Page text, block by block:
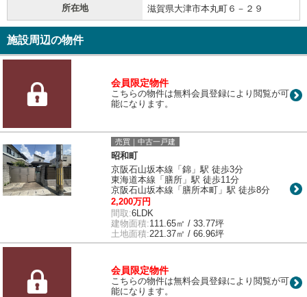
所在地 滋賀県大津市本丸町６－２９
施設周辺の物件
会員限定物件
こちらの物件は無料会員登録により閲覧が可
能になります。
売買｜中古一戸建
昭和町
京阪石山坂本線「錦」駅 徒歩3分
東海道本線「膳所」駅 徒歩11分
京阪石山坂本線「膳所本町」駅 徒歩8分
2,200万円
間取:6LDK
建物面積:111.65㎡ / 33.77坪
土地面積:221.37㎡ / 66.96坪
会員限定物件
こちらの物件は無料会員登録により閲覧が可
能になります。